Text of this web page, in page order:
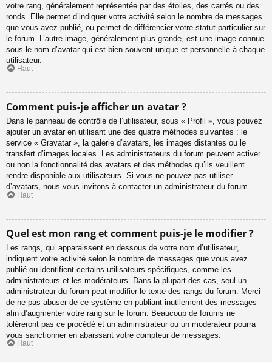
votre rang, généralement représentée par des étoiles, des carrés ou des
ronds. Elle permet d’indiquer votre activité selon le nombre de messages
que vous avez publié, ou permet de différencier votre statut particulier sur
le forum. L’autre image, généralement plus grande, est une image connue
sous le nom d’avatar qui est bien souvent unique et personnelle à chaque
utilisateur.
Haut
Comment puis-je afficher un avatar ?
Dans le panneau de contrôle de l’utilisateur, sous « Profil », vous pouvez
ajouter un avatar en utilisant une des quatre méthodes suivantes : le
service « Gravatar », la galerie d’avatars, les images distantes ou le
transfert d’images locales. Les administrateurs du forum peuvent activer
ou non la fonctionnalité des avatars et des méthodes qu’ils veuillent
rendre disponible aux utilisateurs. Si vous ne pouvez pas utiliser
d’avatars, nous vous invitons à contacter un administrateur du forum.
Haut
Quel est mon rang et comment puis-je le modifier ?
Les rangs, qui apparaissent en dessous de votre nom d’utilisateur,
indiquent votre activité selon le nombre de messages que vous avez
publié ou identifient certains utilisateurs spécifiques, comme les
administrateurs et les modérateurs. Dans la plupart des cas, seul un
administrateur du forum peut modifier le texte des rangs du forum. Merci
de ne pas abuser de ce système en publiant inutilement des messages
afin d’augmenter votre rang sur le forum. Beaucoup de forums ne
toléreront pas ce procédé et un administrateur ou un modérateur pourra
vous sanctionner en abaissant votre compteur de messages.
Haut